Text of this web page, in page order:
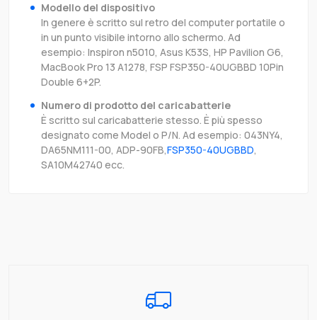
Modello del dispositivo
In genere è scritto sul retro del computer portatile o
in un punto visibile intorno allo schermo. Ad
esempio: Inspiron n5010, Asus K53S, HP Pavilion G6,
MacBook Pro 13 A1278, FSP FSP350-40UGBBD 10Pin
Double 6+2P.
Numero di prodotto del caricabatterie
È scritto sul caricabatterie stesso. È più spesso
designato come Model o P/N. Ad esempio: 043NY4,
DA65NM111-00, ADP-90FB,FSP350-40UGBBD,
SA10M42740 ecc.